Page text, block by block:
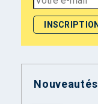
Nouveautés